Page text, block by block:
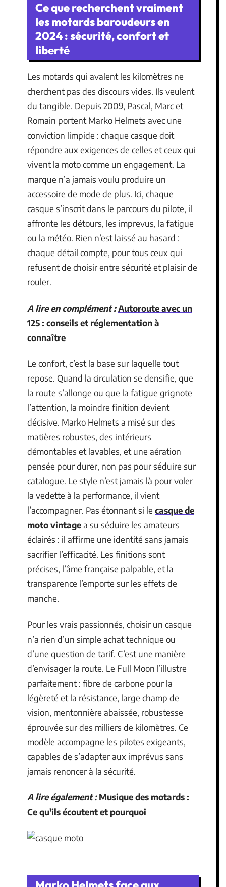
Ce que recherchent vraiment
les motards baroudeurs en
2024 : sécurité, confort et
liberté
Les motards qui avalent les kilomètres ne
cherchent pas des discours vides. Ils veulent
du tangible. Depuis 2009, Pascal, Marc et
Romain portent Marko Helmets avec une
conviction limpide : chaque casque doit
répondre aux exigences de celles et ceux qui
vivent la moto comme un engagement. La
marque n’a jamais voulu produire un
accessoire de mode de plus. Ici, chaque
casque s’inscrit dans le parcours du pilote, il
affronte les détours, les imprevus, la fatigue
ou la météo. Rien n’est laissé au hasard :
chaque détail compte, pour tous ceux qui
refusent de choisir entre sécurité et plaisir de
rouler.
A lire en complément :Autoroute avec un
125 : conseils et réglementation à
connaître
Le confort, c’est la base sur laquelle tout
repose. Quand la circulation se densifie, que
la route s’allonge ou que la fatigue grignote
l’attention, la moindre finition devient
décisive. Marko Helmets a misé sur des
matières robustes, des intérieurs
démontables et lavables, et une aération
pensée pour durer, non pas pour séduire sur
catalogue. Le style n’est jamais là pour voler
la vedette à la performance, il vient
l’accompagner. Pas étonnant si le casque de
moto vintagea su séduire les amateurs
éclairés : il affirme une identité sans jamais
sacrifier l’efficacité. Les finitions sont
précises, l’âme française palpable, et la
transparence l’emporte sur les effets de
manche.
Pour les vrais passionnés, choisir un casque
n’a rien d’un simple achat technique ou
d’une question de tarif. C’est une manière
d’envisager la route. Le Full Moon l’illustre
parfaitement : fibre de carbone pour la
légèreté et la résistance, large champ de
vision, mentonnière abaissée, robustesse
éprouvée sur des milliers de kilomètres. Ce
modèle accompagne les pilotes exigeants,
capables de s’adapter aux imprévus sans
jamais renoncer à la sécurité.
A lire également : Musique des motards :
Ce qu'ils écoutent et pourquoi